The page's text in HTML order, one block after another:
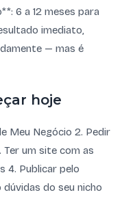
6 a 12 meses para
imediato,
— mas é
hoje
Meu Negócio 2. Pedir
um site com as
4. Publicar pelo
do seu nicho